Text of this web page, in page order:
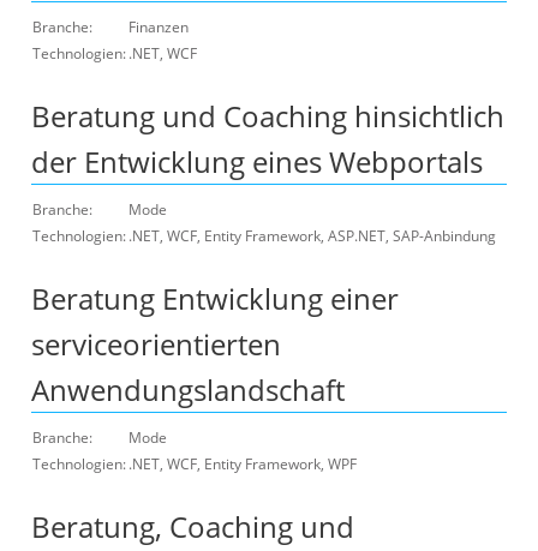
Branche:
Finanzen
Technologien:.NET, WCF
Beratung und Coaching hinsichtlich
der Entwicklung eines Webportals
Branche:
Mode
Technologien:.NET, WCF, Entity Framework, ASP.NET, SAP-Anbindung
Beratung Entwicklung einer
serviceorientierten
Anwendungslandschaft
Branche:
Mode
Technologien:.NET, WCF, Entity Framework, WPF
Beratung, Coaching und